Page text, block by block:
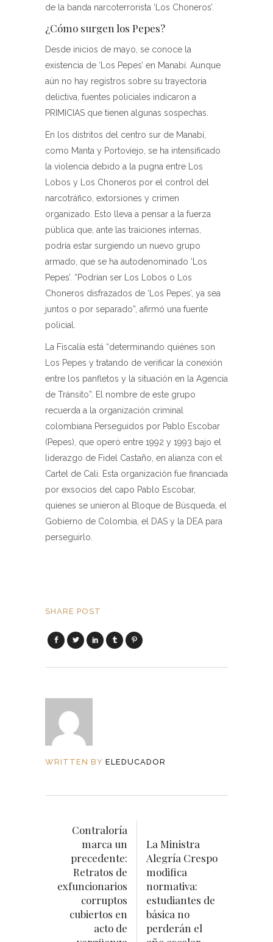
de la banda narcoterrorista ‘Los Choneros’.
¿Cómo surgen los Pepes?
Desde inicios de mayo, se conoce la
existencia de ‘Los Pepes’ en Manabí. Aunque
aún no hay registros sobre su trayectoria
delictiva, fuentes policiales indicaron a
PRIMICIAS que tienen algunas sospechas.
En los distritos del centro sur de Manabí,
como Manta y Portoviejo, se ha intensificado
la violencia debido a la pugna entre Los
Lobos y Los Choneros por el control del
narcotráfico, extorsiones y crimen
organizado. Esto lleva a pensar a la fuerza
pública que, ante las traiciones internas,
podría estar surgiendo un nuevo grupo
armado, que se ha autodenominado ‘Los
Pepes’. “Podrían ser Los Lobos o Los
Choneros disfrazados de ‘Los Pepes’, ya sea
juntos o por separado”, afirmó una fuente
policial.
La Fiscalía está “determinando quiénes son
Los Pepes y tratando de verificar la conexión
entre los panfletos y la situación en la Agencia
de Tránsito”. El nombre de este grupo
recuerda a la organización criminal
colombiana Perseguidos por Pablo Escobar
(Pepes), que operó entre 1992 y 1993 bajo el
liderazgo de Fidel Castaño, en alianza con el
Cartel de Cali. Esta organización fue financiada
por exsocios del capo Pablo Escobar,
quienes se unieron al Bloque de Búsqueda, el
Gobierno de Colombia, el DAS y la DEA para
perseguirlo.
SHARE POST
WRITTEN BY ELEDUCADOR
Contraloría
marca un
precedente:
Retratos de
exfuncionarios
corruptos
cubiertos en
acto de
La Ministra
Alegría Crespo
modifica
normativa:
estudiantes de
básica no
perderán el